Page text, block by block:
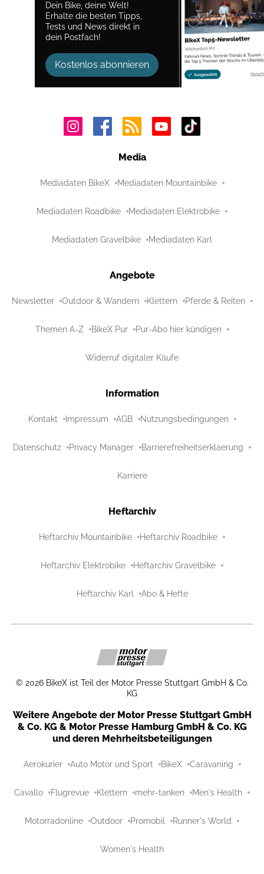
Dein Bike, deine Welt!
Erhalte die besten Tipps,
Tests und News direkt in
dein Postfach!
Kostenlos abonnieren
Media
Mediadaten BikeX Mediadaten Mountainbike
Mediadaten Roadbike Mediadaten Elektrobike
Mediadaten Gravelbike Mediadaten Karl
Angebote
Newsletter Outdoor & Wandern Klettern Pferde & Reiten
Themen A-Z BikeX Pur Pur-Abo hier kündigen
Widerruf digitaler Käufe
Information
Kontakt Impressum AGB Nutzungsbedingungen
Datenschutz Privacy Manager Barrierefreiheitserklaerung
Karriere
Heftarchiv
Heftarchiv Mountainbike Heftarchiv Roadbike
Heftarchiv Elektrobike Heftarchiv Gravelbike
Heftarchiv Karl Abo & Hefte
© 2026 BikeX ist Teil der Motor Presse Stuttgart GmbH & Co.
KG
Weitere Angebote der Motor Presse Stuttgart GmbH
& Co. KG & Motor Presse Hamburg GmbH & Co. KG
und deren Mehrheitsbeteiligungen
Aerokurier Auto Motor und Sport BikeX Caravaning
Cavallo Flugrevue Klettern mehr-tanken Men's Health
Motorradonline Outdoor Promobil Runner's World
Women's Health